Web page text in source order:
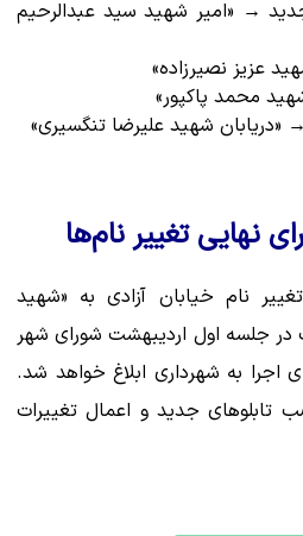
→ «امیر شهید سید عبدالرحیم
عزیز نصیرزاده»
محمد پاکپور»
«دریابان شهید علیرضا تنگسیری»
نهایی تغییر نام‌ها
نام خیابان آزادی به «شهید
جلسه اول اردیبهشت شورای شهر
اجرا به شهرداری ابلاغ خواهد شد.
جدید و اعمال تغییرات